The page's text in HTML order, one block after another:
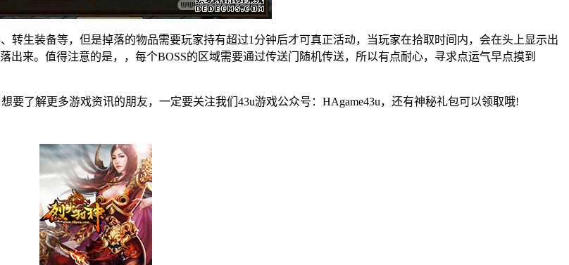
生装备等，但是掉落的物品需要玩家持有超过1分钟后才可真正活动，当玩家在拾取时间内，会在头上显示出
来。值得注意的是，，每个BOSS的区域需要通过传送门随机传送，所以有点耐心，寻求点运气早点摸到
了解更多游戏资讯的朋友，一定要关注我们43u游戏公众号：HAgame43u，还有神秘礼包可以领取哦!